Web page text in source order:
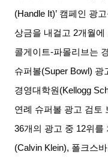
(Handle It)’ 캠페인 광
상금을 내걸고 2개월에
콜게이트-파몰리브는
슈퍼볼(Super Bowl) 광
경영대학원 (Kellogg
연례 슈퍼볼 광고 검토
36개의 광고 중 12위를
(Calvin Klein), 폴크스바